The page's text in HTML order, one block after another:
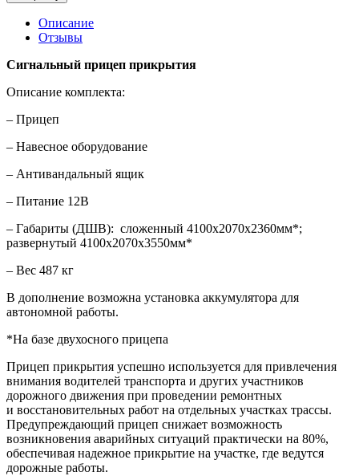
Описание
Отзывы
Сигнальный прицеп прикрытия
Описание комплекта:
– Прицеп
– Навесное оборудование
– Антивандальный ящик
– Питание 12В
– Габариты (ДШВ): сложенный 4100х2070х2360мм*;
развернутый 4100х2070х3550мм*
– Вес 487 кг
В дополнение возможна установка аккумулятора для
автономной работы.
*На базе двухосного прицепа
Прицеп прикрытия успешно используется для привлечения
внимания водителей транспорта и других участников
дорожного движения при проведении ремонтных
и восстановительных работ на отдельных участках трассы.
Предупреждающий прицеп снижает возможность
возникновения аварийных ситуаций практически на 80%,
обеспечивая надежное прикрытие на участке, где ведутся
дорожные работы.